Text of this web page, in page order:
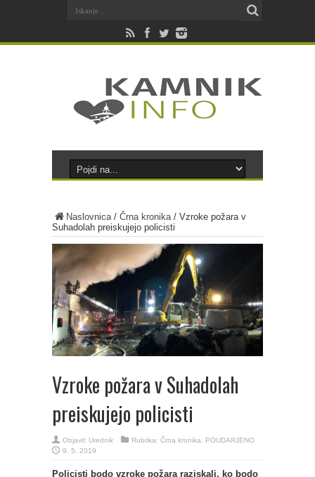
Naslovnica/ Črna kronika/ Vzroke požara v
Suhadolah preiskujejo policisti
Vzroke požara v Suhadolah
preiskujejo policisti
Objavil: Urednik Rubrika: Črna kronika
POUDARJENO
9. 5. 2019
Policisti bodo vzroke požara raziskali, ko bodo